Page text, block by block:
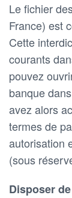
Le fichier
France) est
Cette
courants
pouvez
banque
avez alors
termes de
autorisation
(sous
Disposer